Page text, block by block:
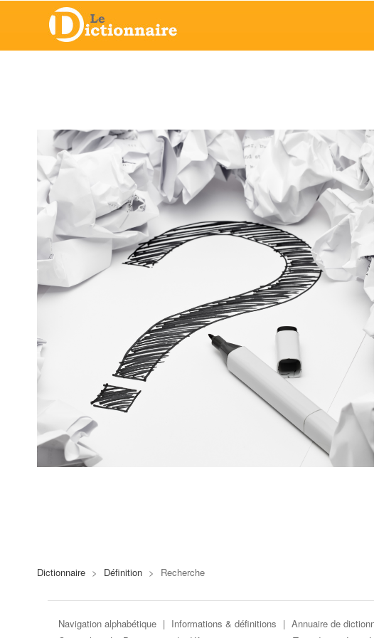
Dictionnaire > Définition > Recherche
Navigation alphabétique | Informations & définitions | Annuaire de